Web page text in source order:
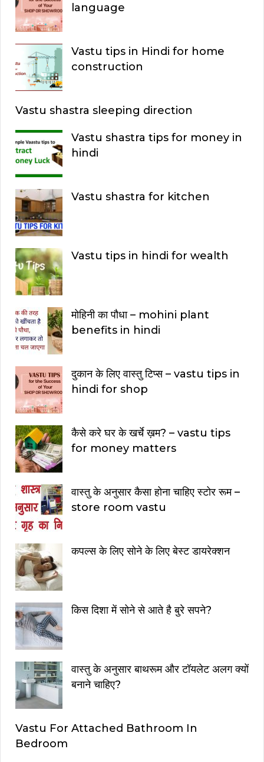
language
Vastu tips in Hindi for home
construction
Vastu shastra sleeping direction
Vastu shastra tips for money in
hindi
Vastu shastra for kitchen
Vastu tips in hindi for wealth
मोहिनी का पौधा – mohini plant
benefits in hindi
दुकान के लिए वास्तु टिप्स – vastu tips in
hindi for shop
कैसे करे घर के खर्चे ख़म? – vastu tips
for money matters
वास्तु के अनुसार कैसा होना चाहिए स्टोर रूम –
store room vastu
कपल्स के लिए सोने के लिए बेस्ट डायरेक्शन
किस दिशा में सोने से आते है बुरे सपने?
वास्तु के अनुसार बाथरूम और टॉयलेट अलग क्यों
बनाने चाहिए?
Vastu For Attached Bathroom In
Bedroom